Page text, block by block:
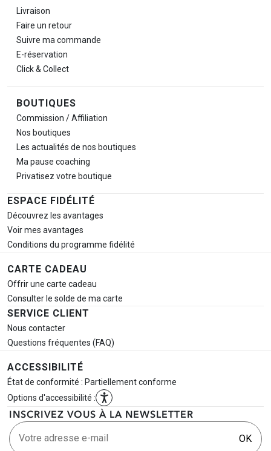
Livraison
Faire un retour
Suivre ma commande
E-réservation
Click & Collect
BOUTIQUES
Commission / Affiliation
Nos boutiques
Les actualités de nos boutiques
Ma pause coaching
Privatisez votre boutique
ESPACE FIDÉLITÉ
Découvrez les avantages
Voir mes avantages
Conditions du programme fidélité
CARTE CADEAU
Offrir une carte cadeau
Consulter le solde de ma carte
SERVICE CLIENT
Nous contacter
Questions fréquentes (FAQ)
ACCESSIBILITÉ
État de conformité : Partiellement conforme
Options d'accessibilité :
INSCRIVEZ VOUS À LA NEWSLETTER
Votre adresse e-mail OK